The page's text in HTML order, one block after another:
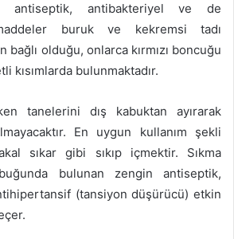
antiseptik, antibakteriyel ve de
buruk ve kekremsi tadı
olduğu, onlarca kırmızı boncuğu
kısımlarda bulunmaktadır.
tanelerini dış kabuktan ayırarak
En uygun kullanım şekli
sıkar gibi sıkıp içmektir. Sıkma
bulunan zengin antiseptik,
(tansiyon düşürücü) etkin